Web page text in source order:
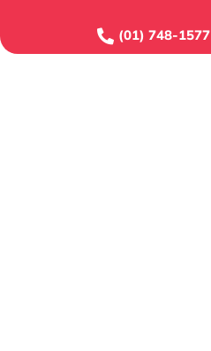
(01) 748-1577